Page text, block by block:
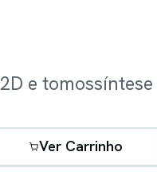
e tomossíntese
Ver Carrinho